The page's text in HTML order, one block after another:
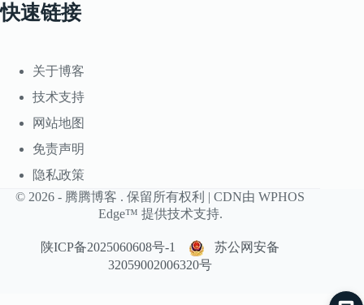
快速链接
关于博客
技术支持
网站地图
免责声明
隐私政策
© 2026 - 腾腾博客 . 保留所有权利 | CDN由WPHOS
Edge™ 提供技术支持.
陕ICP备2025060608号-1
苏公网安备
32059002006320号